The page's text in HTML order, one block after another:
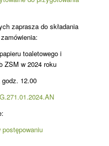
zaprasza do składania
toaletowego i
ZSM w 2024 roku
12.00